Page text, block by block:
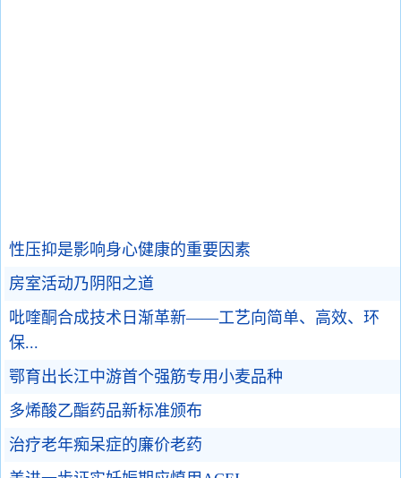
性压抑是影响身心健康的重要因素
房室活动乃阴阳之道
吡喹酮合成技术日渐革新——工艺向简单、高效、环
保...
鄂育出长江中游首个强筋专用小麦品种
多烯酸乙酯药品新标准颁布
治疗老年痴呆症的廉价老药